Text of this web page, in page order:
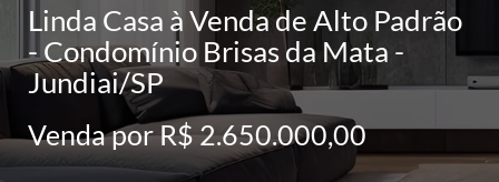
Linda Casa à Venda de Alto Padrão
- Condomínio Brisas da Mata -
Jundiai/SP
Venda por R$ 2.650.000,00